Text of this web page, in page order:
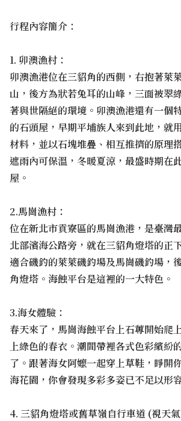
行程內容簡介：
1. 卯澳漁村：
卯澳漁港位在三貂角的西側，右抱著萊
山，後方為狀若兔耳的山峰，三面被翠
著與世隔絕的環境。卯澳漁港還有一個
的石頭屋，早期平埔族人來到此地，就
材料，並以石塊堆疊、相互推擠的原理
遮雨內可保溫，冬暖夏涼，最盛時期在
屋。
2.馬崗漁村：
位在新北市貢寮區的馬崗漁港，是臺灣
北部濱海公路旁，就在三貂角燈塔的正
適合磯釣的萊萊磯釣場及馬崗磯釣場，
角燈塔。海蝕平台是這裡的一大特色。
3.海女體驗：
春天來了，馬崗海蝕平台上石蓴開始爬
上綠色的春衣。潮間帶裡各式色彩繽紛
了。跟著海女阿嬤一起穿上草鞋，睜開
海花園，你會發現多彩多姿已不足以形
4. 三貂角燈塔或舊草嶺自行車道 (視天氣